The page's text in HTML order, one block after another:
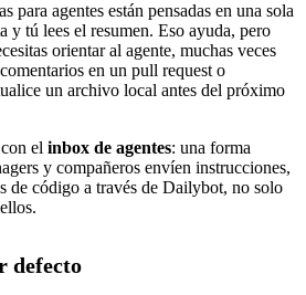
para agentes están pensadas en una sola
y tú lees el resumen. Eso ayuda, pero
orientar al agente, muchas veces
en un pull request o
un archivo local antes del próximo
el inbox de agentes: una forma
y compañeros envíen instrucciones,
de código a través de Dailybot, no solo
ellos.
defecto